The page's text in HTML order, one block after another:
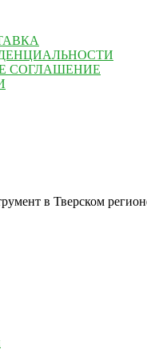
СОГЛАШЕНИЕ
в Тверском